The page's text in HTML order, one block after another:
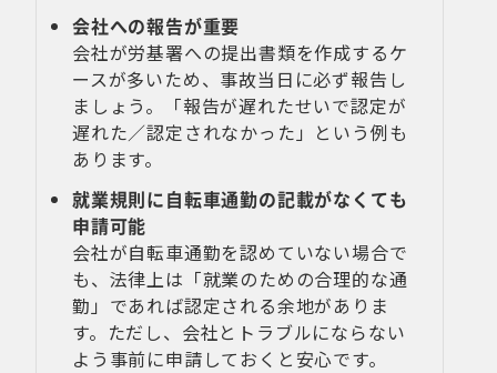
会社への報告が重要
会社が労基署への提出書類を作成するケ
ースが多いため、事故当日に必ず報告し
ましょう。「報告が遅れたせいで認定が
遅れた／認定されなかった」という例も
あります。
就業規則に自転車通勤の記載がなくても
申請可能
会社が自転車通勤を認めていない場合で
も、法律上は「就業のための合理的な通
勤」であれば認定される余地がありま
す。ただし、会社とトラブルにならない
よう事前に申請しておくと安心です。